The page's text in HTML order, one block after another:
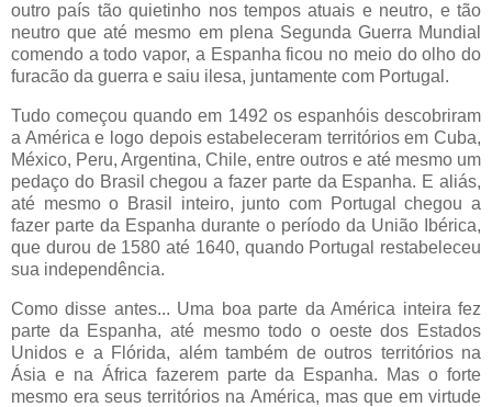
outro país tão quietinho nos tempos atuais e neutro, e tão
neutro que até mesmo em plena Segunda Guerra Mundial
comendo a todo vapor, a Espanha ficou no meio do olho do
furacão da guerra e saiu ilesa, juntamente com Portugal.
Tudo começou quando em 1492 os espanhóis descobriram
a América e logo depois estabeleceram territórios em Cuba,
México, Peru, Argentina, Chile, entre outros e até mesmo um
pedaço do Brasil chegou a fazer parte da Espanha. E aliás,
até mesmo o Brasil inteiro, junto com Portugal chegou a
fazer parte da Espanha durante o período da União Ibérica,
que durou de 1580 até 1640, quando Portugal restabeleceu
sua independência.
Como disse antes... Uma boa parte da América inteira fez
parte da Espanha, até mesmo todo o oeste dos Estados
Unidos e a Flórida, além também de outros territórios na
Ásia e na África fazerem parte da Espanha. Mas o forte
mesmo era seus territórios na América, mas que em virtude